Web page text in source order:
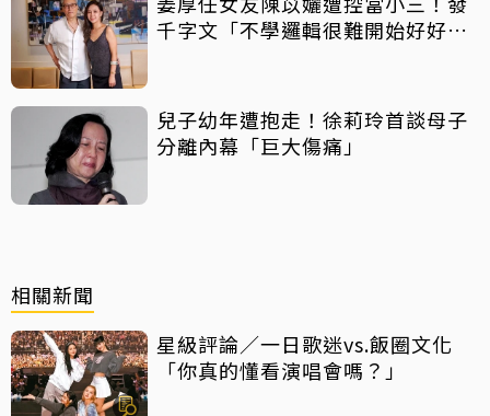
千字文「不學邏輯很難開始好好
兒子幼年遭抱走！徐莉玲首談母子
分離內幕「巨大傷痛」
相關新聞
星級評論／一日歌迷vs.飯圈文化
「你真的懂看演唱會嗎？」